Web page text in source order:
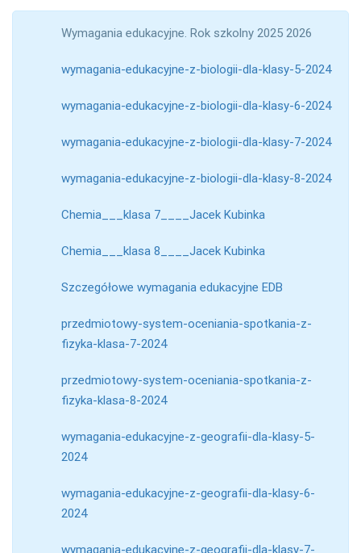
Wymagania edukacyjne. Rok szkolny 2025 2026
wymagania-edukacyjne-z-biologii-dla-klasy-5-2024
wymagania-edukacyjne-z-biologii-dla-klasy-6-2024
wymagania-edukacyjne-z-biologii-dla-klasy-7-2024
wymagania-edukacyjne-z-biologii-dla-klasy-8-2024
Chemia___klasa 7____Jacek Kubinka
Chemia___klasa 8____Jacek Kubinka
Szczegółowe wymagania edukacyjne EDB
przedmiotowy-system-oceniania-spotkania-z-
fizyka-klasa-7-2024
przedmiotowy-system-oceniania-spotkania-z-
fizyka-klasa-8-2024
wymagania-edukacyjne-z-geografii-dla-klasy-5-
2024
wymagania-edukacyjne-z-geografii-dla-klasy-6-
2024
wymagania-edukacyjne-z-geografii-dla-klasy-7-